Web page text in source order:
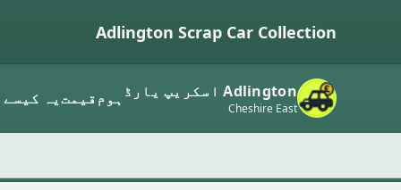
Adlington Scrap Car Collection
Adlington اسکریپ یارڈ
Cheshire East ہومقیمتیہ